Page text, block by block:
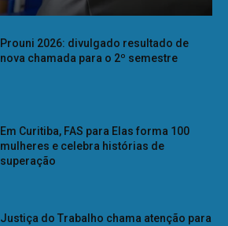
Prouni 2026: divulgado resultado de
nova chamada para o 2º semestre
Em Curitiba, FAS para Elas forma 100
mulheres e celebra histórias de
superação
Justiça do Trabalho chama atenção para